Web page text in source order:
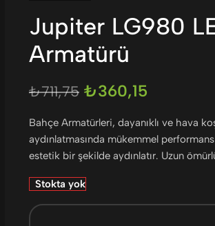
Jupiter LG980
Armatürü
₺711,75 ₺360,15
Bahçe Armatürleri, dayanıklı ve hava
aydınlatmasında mükemmel
estetik bir şekilde aydınlatır. Uzun
Stokta yok